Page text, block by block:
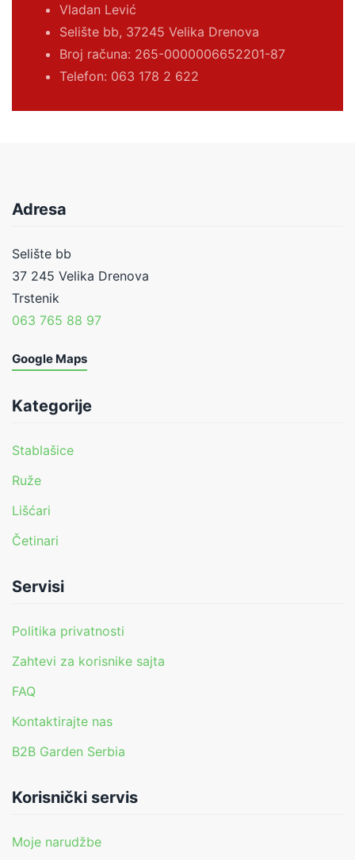
Vladan Lević
Selište bb, 37245 Velika Drenova
Broj računa: 265-0000006652201-87
Telefon: 063 178 2 622
Adresa
Selište bb
37 245 Velika Drenova
Trstenik
063 765 88 97
Google Maps
Kategorije
Stablašice
Ruže
Lišćari
Četinari
Servisi
Politika privatnosti
Zahtevi za korisnike sajta
FAQ
Kontaktirajte nas
B2B Garden Serbia
Korisnički servis
Moje narudžbe